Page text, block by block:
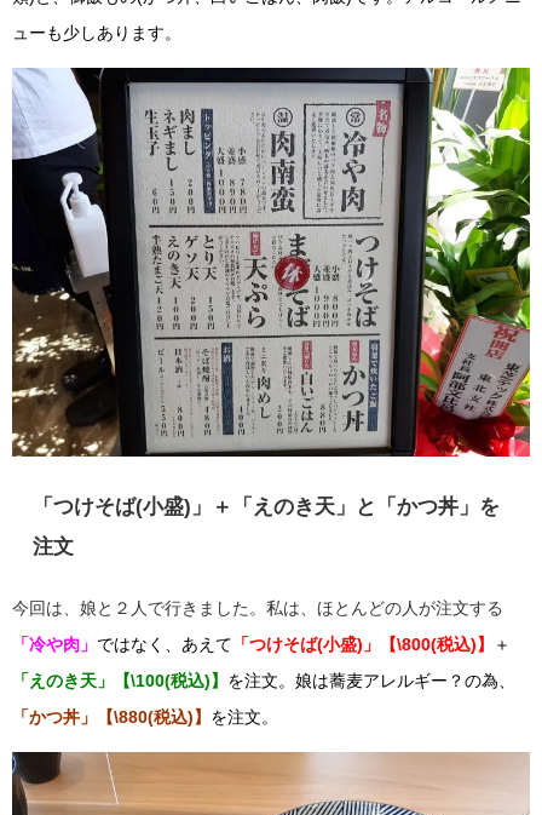
ューも少しあります。
「つけそば(小盛)」＋「えのき天」と「かつ丼」を
注文
今回は、娘と２人で行きました。私は、ほとんどの人が注文する
「冷や肉」 ではなく、あえて 「つけそば(小盛)」 【\800(税込)】 ＋
「えのき天」【\100(税込)】 を注文。娘は蕎麦アレルギー？の為、
「かつ丼」【\880(税込)】 を注文。